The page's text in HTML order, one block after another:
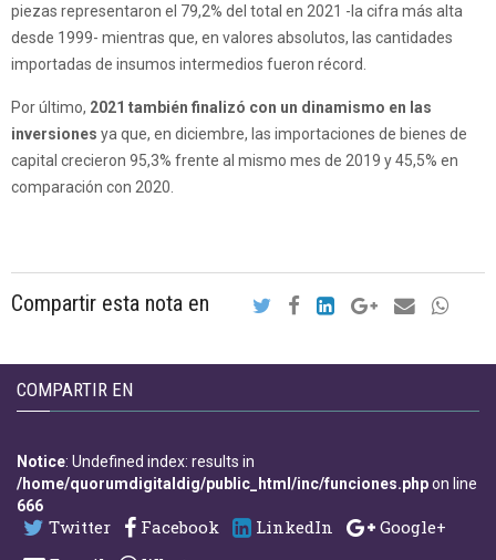
piezas representaron el 79,2% del total en 2021 -la cifra más alta
desde 1999- mientras que, en valores absolutos, las cantidades
importadas de insumos intermedios fueron récord.
Por último, 2021 también finalizó con un dinamismo en las
inversiones ya que, en diciembre, las importaciones de bienes de
capital crecieron 95,3% frente al mismo mes de 2019 y 45,5% en
comparación con 2020.
Compartir esta nota en
COMPARTIR EN
Notice: Undefined index: results in
/home/quorumdigitaldig/public_html/inc/funciones.phpon line
666
Twitter Facebook LinkedIn
Google+